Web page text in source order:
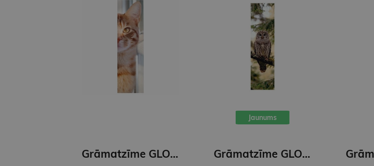
Grāmatzīme GLOBUSS - Ruds kaķis
Jaunums
Grāmatzīme GLOBUSS - Pūce